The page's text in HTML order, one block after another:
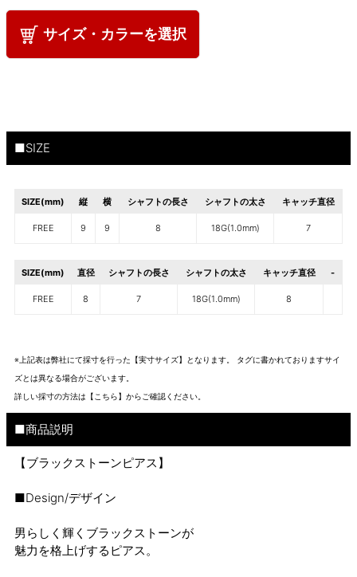
サイズ・カラーを選択
■SIZE
SIZE(mm) 縦 横 シャフトの長さ シャフトの太さ キャッチ直径
FREE 9 9 8 18G(1.0mm) 7
SIZE(mm) 直径 シャフトの長さ シャフトの太さ キャッチ直径 -
FREE 8 7 18G(1.0mm) 8
※上記表は弊社にて採寸を行った【実寸サイズ】となります。 タグに書かれておりますサイ
ズとは異なる場合がございます。
詳しい採寸の方法は 【こちら】から ご確認ください。
■商品説明
【ブラックストーンピアス】
■Design/デザイン
男らしく輝くブラックストーンが
魅力を格上げするピアス。